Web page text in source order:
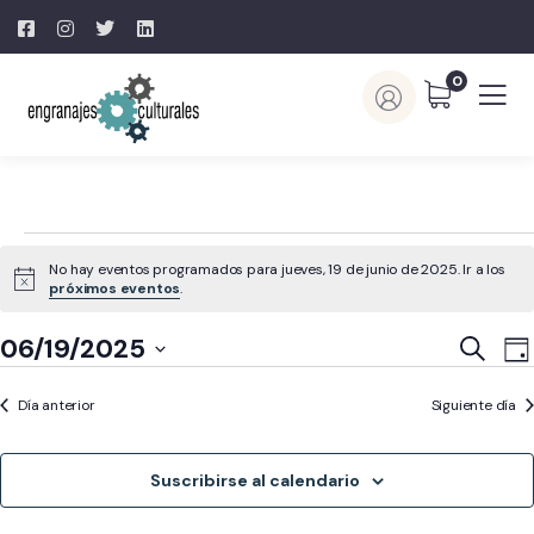
0
Aviso
No hay eventos programados para jueves, 19 de junio de 2025. Ir a los
próximos eventos.
de
y
de
BuscarDía
06/19/2025
la
fecha.
Día anterior Siguiente día
Suscribirse al calendario